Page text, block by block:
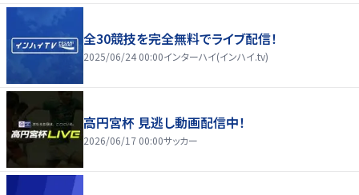
全30競技を完全無料でライブ配信！
2025/06/24 00:00インターハイ(インハイ.tv)
高円宮杯 見逃し動画配信中！
2026/06/17 00:00サッカー